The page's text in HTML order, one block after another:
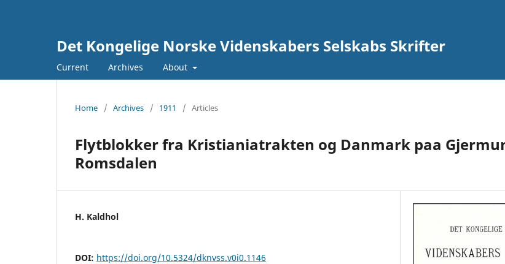
Det Kongelige Norske Videnskabers Selskabs Skrifter
Current Archives About
Home / Archives / 1911 / Articles
Flytblokker fra Kristianiatrakten og Danmark paa
Romsdalen
H. Kaldhol
DOI: https://doi.org/10.5324/dknvss.v0i0.1146